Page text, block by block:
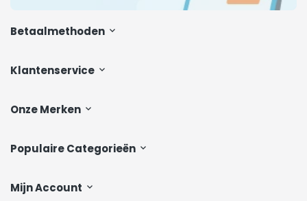
Klantenservice
Onze Merken
Populaire Categorieën
Mijn Account
Betaalmethoden